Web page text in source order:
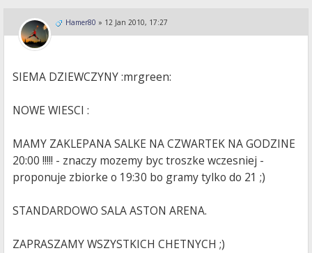
Hamer80 » 12 Jan 2010, 17:27
SIEMA DZIEWCZYNY :mrgreen:
NOWE WIESCI :
MAMY ZAKLEPANA SALKE NA CZWARTEK NA GODZINE
20:00 !!!!! - znaczy mozemy byc troszke wczesniej -
proponuje zbiorke o 19:30 bo gramy tylko do 21 ;)
STANDARDOWO SALA ASTON ARENA.
ZAPRASZAMY WSZYSTKICH CHETNYCH ;)